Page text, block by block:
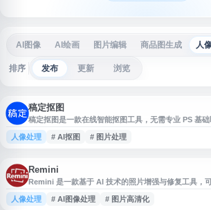
AI图像 AI绘画 图片编辑 商品图生成 人
排序 发布 更新 浏览
稿定抠图
稿定抠图是一款在线智能抠图工具，无需专业 PS 基
景。支持批量上传、图片编辑和模板套用，适用于电商
色、小红书配图等场景。依托 AI 技术，可自动识别主
人像处理 # AI抠图 # 图片处理
Remini
Remini 是一款基于 AI 技术的照片增强与修复工具，
照片和低分辨率图片的清晰度，改善人物面部细节与整
复、画质优化及高清化处理。
人像处理 # AI图像处理 # 图片高清化